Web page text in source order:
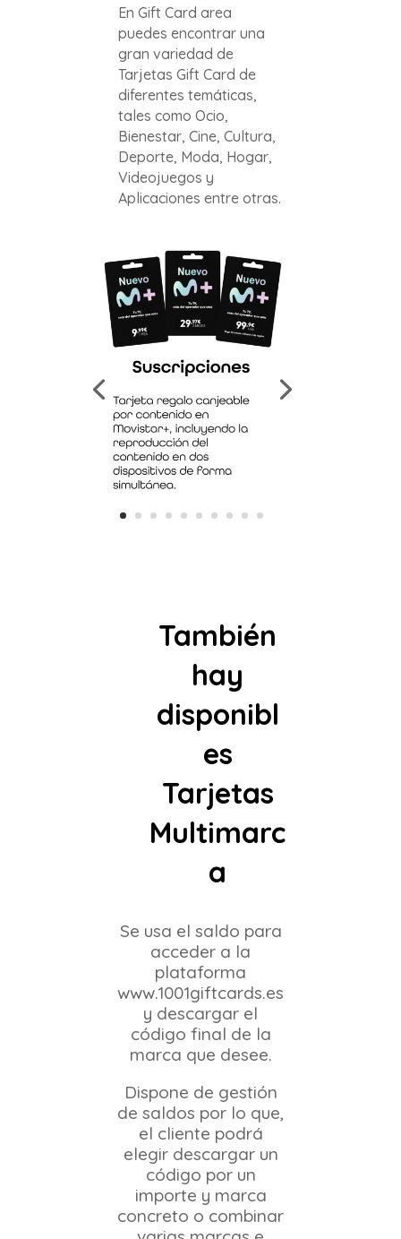
En Gift Card area
puedes encontrar una
gran variedad de
Tarjetas Gift Card de
diferentes temáticas,
tales como Ocio,
Bienestar, Cine, Cultura,
Deporte, Moda, Hogar,
Videojuegos y
Aplicaciones entre otras.
También
hay
disponibl
es
Tarjetas
Multimarc
a
Se usa el saldo para
acceder a la
plataforma
www.1001giftcards.es
y descargar el
código final de la
marca que desee.
Dispone de gestión
de saldos por lo que,
el cliente podrá
elegir descargar un
código por un
importe y marca
concreto o combinar